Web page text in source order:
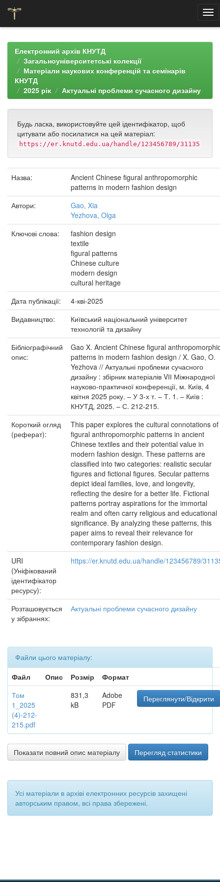
navigationЕлектронний архів КНУТД
Загальноуніверситетські колекції
Матеріали наукових конференцій та семінарів
КНУТД
2025 рік
Актуальні проблеми сучасного дизайну
Будь ласка, використовуйте цей ідентифікатор, щоб
цитувати або посилатися на цей матеріал:
https://er.knutd.edu.ua/handle/123456789/31135
Назва:
Ancient Chinese figural anthropomorphic
patterns in modern fashion design
Автори:
Gao, Xia
Yezhova, Olga
Ключові слова:
fashion design
textile
figural patterns
Chinese culture
modern design
cultural heritage
Дата публікації:
4-кві-2025
Видавництво:
Київський національний університет
технологій та дизайну
Бібліографічний
опис:
Gao X. Ancient Chinese figural
patterns in modern fashion design / X. Gao, O.
Yezhova // Актуальні проблеми сучасного
дизайну : збірник матеріалів VІІ Міжнародної
науково-практичної конференції, м. Київ, 4
квітня 2025 року. – У 3-х т. – Т. 1. – Київ :
КНУТД, 2025. – С. 212-215.
Короткий огляд
(реферат):
This paper explores the cultural connotations of
figural anthropomorphic patterns in ancient
Chinese textiles and their potential value in
modern fashion design. These patterns are
classified into two categories: realistic secular
figures and fictional figures. Secular patterns
depict ideal families, love, and longevity,
reflecting the desire for a better life. Fictional
patterns portray aspirations for the immortal
realm and often carry religious and educational
significance. By analyzing these patterns, this
paper aims to reveal their relevance for
contemporary fashion design.
URI
(Уніфікований
ідентифікатор
ресурсу):
https://er.knutd.edu.ua/handle/123456789/
Розташовується
у зібраннях:
Актуальні проблеми сучасного дизайну
Файли цього матеріалу:
Файл
Опис Розмір
Формат
Том
1_2025
(4)-212-
215.pdf
831,3
kB
Adobe
PDF
Переглянути/Відкрити
Показати повний опис матеріалу Перегляд статистики
Усі матеріали в архіві електронних ресурсів захищені
авторським правом, всі права збережені.